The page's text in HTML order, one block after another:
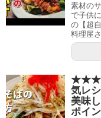
素材の
で子供
の【超
料理屋
★★★
気レ
美味
ポイ